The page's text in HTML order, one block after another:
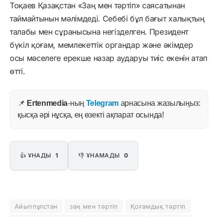
Тоқаев Қазақстан «Заң мен тәртіп» саясатынан
таймайтынын мәлімдеді. Себебі бұл бағыт халықтың
талабы мен сұранысына негізделген. Президент
бүкіл қоғам, мемлекеттік органдар және әкімдер
осы мәселеге ерекше назар аударуы тиіс екенін атап
өтті.
📌 Ertenmedia-ның Telegram арнасына жазылыңыз:
қысқа әрі нұсқа, ең өзекті ақпарат осында!
👍 ҰНАДЫ 1 👎 ҰНАМАДЫ 0
Айыппұлстан заң мен тәртіп
Қоғамдық тәртіп